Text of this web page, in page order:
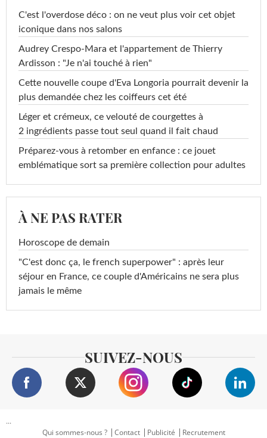
C'est l'overdose déco : on ne veut plus voir cet objet
iconique dans nos salons
Audrey Crespo-Mara et l'appartement de Thierry
Ardisson : "Je n'ai touché à rien"
Cette nouvelle coupe d'Eva Longoria pourrait devenir la
plus demandée chez les coiffeurs cet été
Léger et crémeux, ce velouté de courgettes à
2 ingrédients passe tout seul quand il fait chaud
Préparez-vous à retomber en enfance : ce jouet
emblématique sort sa première collection pour adultes
À NE PAS RATER
Horoscope de demain
"C'est donc ça, le french superpower" : après leur
séjour en France, ce couple d'Américains ne sera plus
jamais le même
SUIVEZ-NOUS
...
Qui sommes-nous ?
Contact Publicité Recrutement